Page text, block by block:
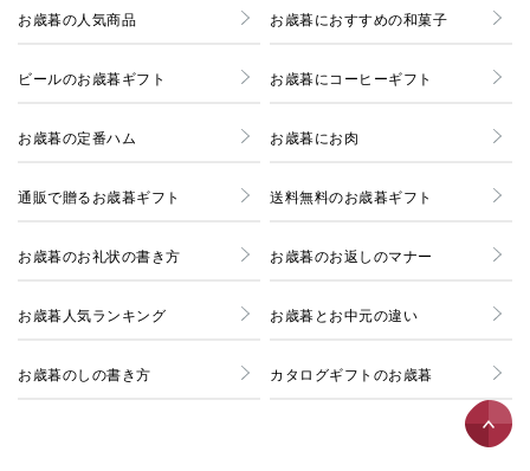
お歳暮の人気商品 お歳暮におすすめの和菓子
ビールのお歳暮ギフト お歳暮にコーヒーギフト
お歳暮の定番ハム お歳暮にお肉
通販で贈るお歳暮ギフト 送料無料のお歳暮ギフト
お歳暮のお礼状の書き方 お歳暮のお返しのマナー
お歳暮人気ランキング お歳暮とお中元の違い
お歳暮のしの書き方 カタログギフトのお歳暮